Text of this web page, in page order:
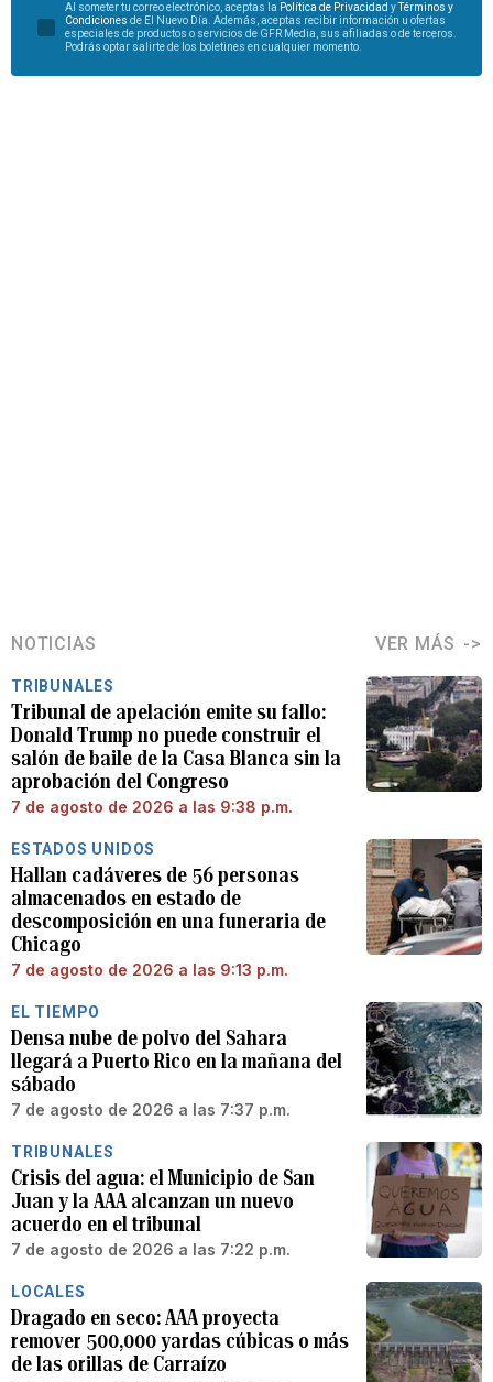
Al someter tu correo electrónico, aceptas la Política de Privacidad y
Términos y
Condiciones de El Nuevo Día. Además, aceptas recibir información u ofertas
especiales de productos o servicios de GFR Media, sus afiliadas o de terceros.
Podrás optar salirte de los boletines en cualquier momento.
NOTICIAS VER MÁS
TRIBUNALES
Tribunal de apelación emite su fallo:
Donald Trump no puede construir el
salón de baile de la Casa Blanca sin la
aprobación del Congreso
7 de agosto de 2026 a las 9:38 p.m.
ESTADOS UNIDOS
Hallan cadáveres de 56 personas
almacenados en estado de
descomposición en una funeraria de
Chicago
7 de agosto de 2026 a las 9:13 p.m.
EL TIEMPO
Densa nube de polvo del Sahara
llegará a Puerto Rico en la mañana del
sábado
7 de agosto de 2026 a las 7:37 p.m.
TRIBUNALES
Crisis del agua: el Municipio de San
Juan y la AAA alcanzan un nuevo
acuerdo en el tribunal
7 de agosto de 2026 a las 7:22 p.m.
LOCALES
Dragado en seco: AAA proyecta
remover 500,000 yardas cúbicas o más
de las orillas de Carraízo